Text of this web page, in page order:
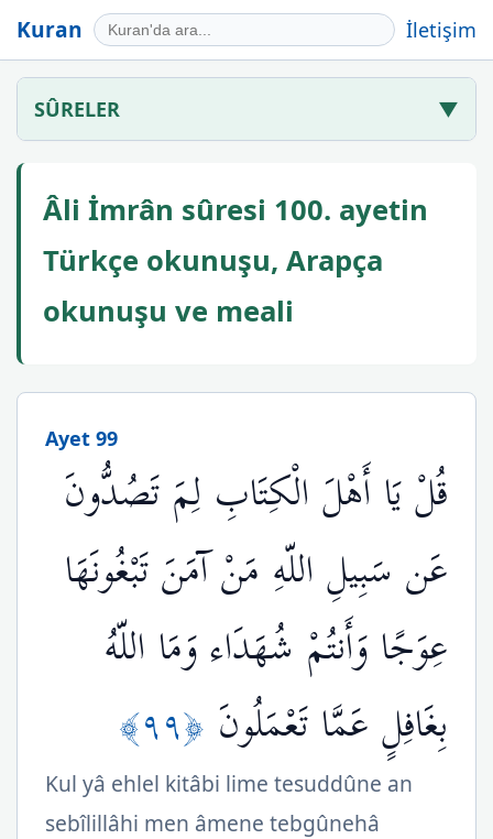
Kuran İletişim
SÛRELER ▼
Âli İmrân sûresi 100. ayetin
Türkçe okunuşu, Arapça
okunuşu ve meali
Ayet 99
قُلْ يَا أَهْلَ الْكِتَابِ لِمَ تَصُدُّونَ
عَن سَبِيلِ اللّهِ مَنْ آمَنَ تَبْغُونَهَا
عِوَجًا وَأَنتُمْ شُهَدَاء وَمَا اللّهُ
بِغَافِلٍ عَمَّا تَعْمَلُونَ ﴿٩٩﴾
Kul yâ ehlel kitâbi lime tesuddûne an
sebîlillâhi men âmene tebgûnehâ